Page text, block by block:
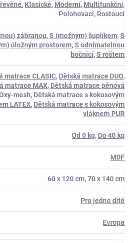
, Klasické, Moderní, Multifunkční,
Polohovací, Rostoucí
zábranou,S (možným) šuplíkem,S
úložným prostorem,S odnímatelnou
bočnicí,S roštem
matrace CLASIC, Dětská matrace DUO,
matrace MAX, Dětská matrace pěnová
mesh, Dětská matrace s kokosovým
LATEX, Dětská matrace s kokosovým
vláknem PUR
Od 0 kg, Do 40 kg
MDF
60 x 120 cm,70 x 140 cm
Pro jedno dítě
Evropa